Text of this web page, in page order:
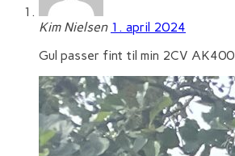
Kim Nielsen 1. april 2024
Gul passer fint til min 2CV AK400